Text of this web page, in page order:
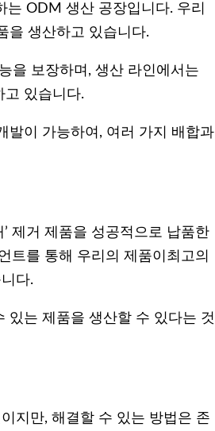
는 ODM 생산 공장입니다. 우리
을 생산하고 있습니다.
을 보장하며, 생산 라인에서는
고 있습니다.
발이 가능하여, 여러 가지 배합과
제거 제품을 성공적으로 납품한
트를 통해 우리의 제품이최고의
다.
있는 제품을 생산할 수 있다는 것
지만, 해결할 수 있는 방법은 존